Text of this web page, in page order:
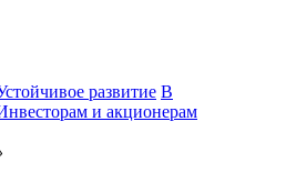
развитие В
и акционерам